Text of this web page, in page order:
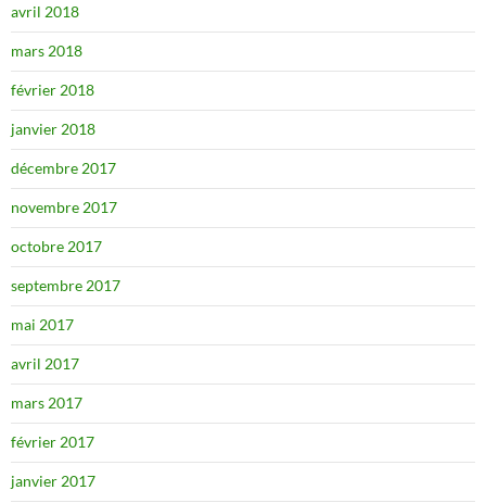
avril 2018
mars 2018
février 2018
janvier 2018
décembre 2017
novembre 2017
octobre 2017
septembre 2017
mai 2017
avril 2017
mars 2017
février 2017
janvier 2017